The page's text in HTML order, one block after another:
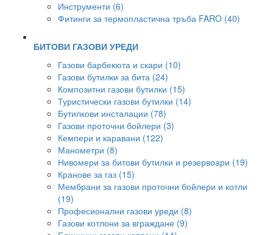
Инструменти (6)
Фитинги за термопластична тръба FARO (40)
БИТОВИ ГАЗОВИ УРЕДИ
Газови барбекюта и скари (10)
Газови бутилки за бита (24)
Композитни газови бутилки (15)
Туристически газови бутилки (14)
Бутилкови инсталации (78)
Газови проточни бойлери (3)
Кемпери и каравани (122)
Манометри (8)
Нивомери за битови бутилки и резервоари (19)
Кранове за газ (15)
Мембрани за газови проточни бойлери и котли
(19)
Професионални газови уреди (8)
Газови котлони за вграждане (9)